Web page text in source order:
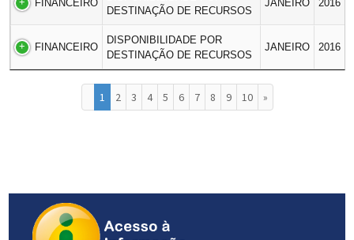
FINANCEIRO
DESTINAÇÃO DE RECURSOS
JANEIRO 2016
FINANCEIRO
DISPONIBILIDADE POR
DESTINAÇÃO DE RECURSOS
JANEIRO 2016
1 2 3 4 5 6 7 8 9 10 »